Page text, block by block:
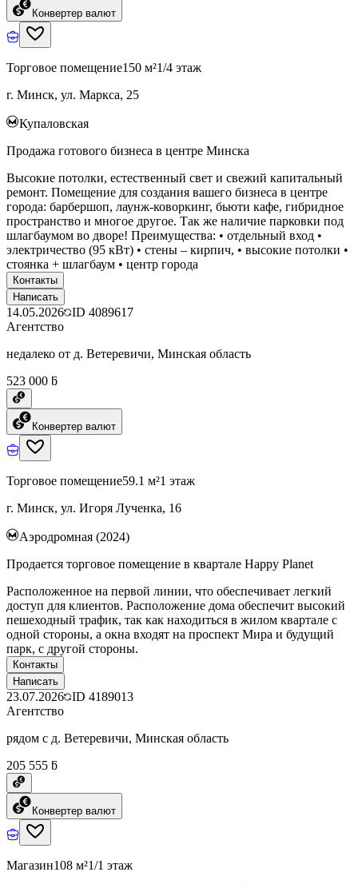
Конвертер валют
Торговое помещение150 м²1/4 этаж
г. Минск, ул. Маркса, 25
Купаловская
Продажа готового бизнеса в центре Минска
Высокие потолки, естественный свет и свежий капитальный
ремонт. Помещение для создания вашего бизнеса в центре
города: барбершоп, лаунж-коворкинг, бьюти кафе, гибридное
пространство и многое другое. Так же наличие парковки под
шлагбаумом во дворе! Преимущества: • отдельный вход •
электричество (95 кВт) • стены – кирпич, • высокие потолки •
стоянка + шлагбаум • центр города
Контакты
Написать
14.05.2026 ID 4089617
Агентство
недалеко от д. Ветеревичи, Минская область
523 000 ƃ
Конвертер валют
Торговое помещение59.1 м²1 этаж
г. Минск, ул. Игоря Лученка, 16
Аэродромная (2024)
Продается торговое помещение в квартале Happy Planet
Расположенное на первой линии, что обеспечивает легкий
доступ для клиентов. Расположение дома обеспечит высокий
пешеходный трафик, так как находиться в жилом квартале с
одной стороны, а окна входят на проспект Мира и будущий
парк, с другой стороны.
Контакты
Написать
23.07.2026 ID 4189013
Агентство
рядом с д. Ветеревичи, Минская область
205 555 ƃ
Конвертер валют
Магазин108 м²1/1 этаж